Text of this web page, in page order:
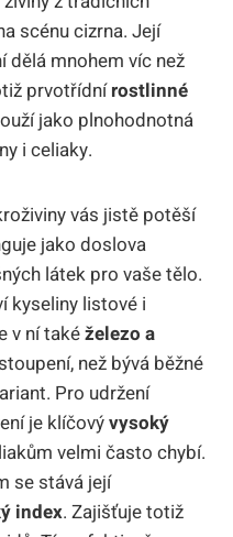
scénu cizrna. Její
dělá mnohem víc než
prvotřídnírostlinné
jako plnohodnotná
i celiaky.
vás jistě potěší
jako doslova
látek pro vaše tělo.
kyseliny listové i
v ní takéželezo a
než bývá běžné
Pro udržení
je klíčovývysoký
velmi často chybí.
se stává její
index. Zajišťuje totiž